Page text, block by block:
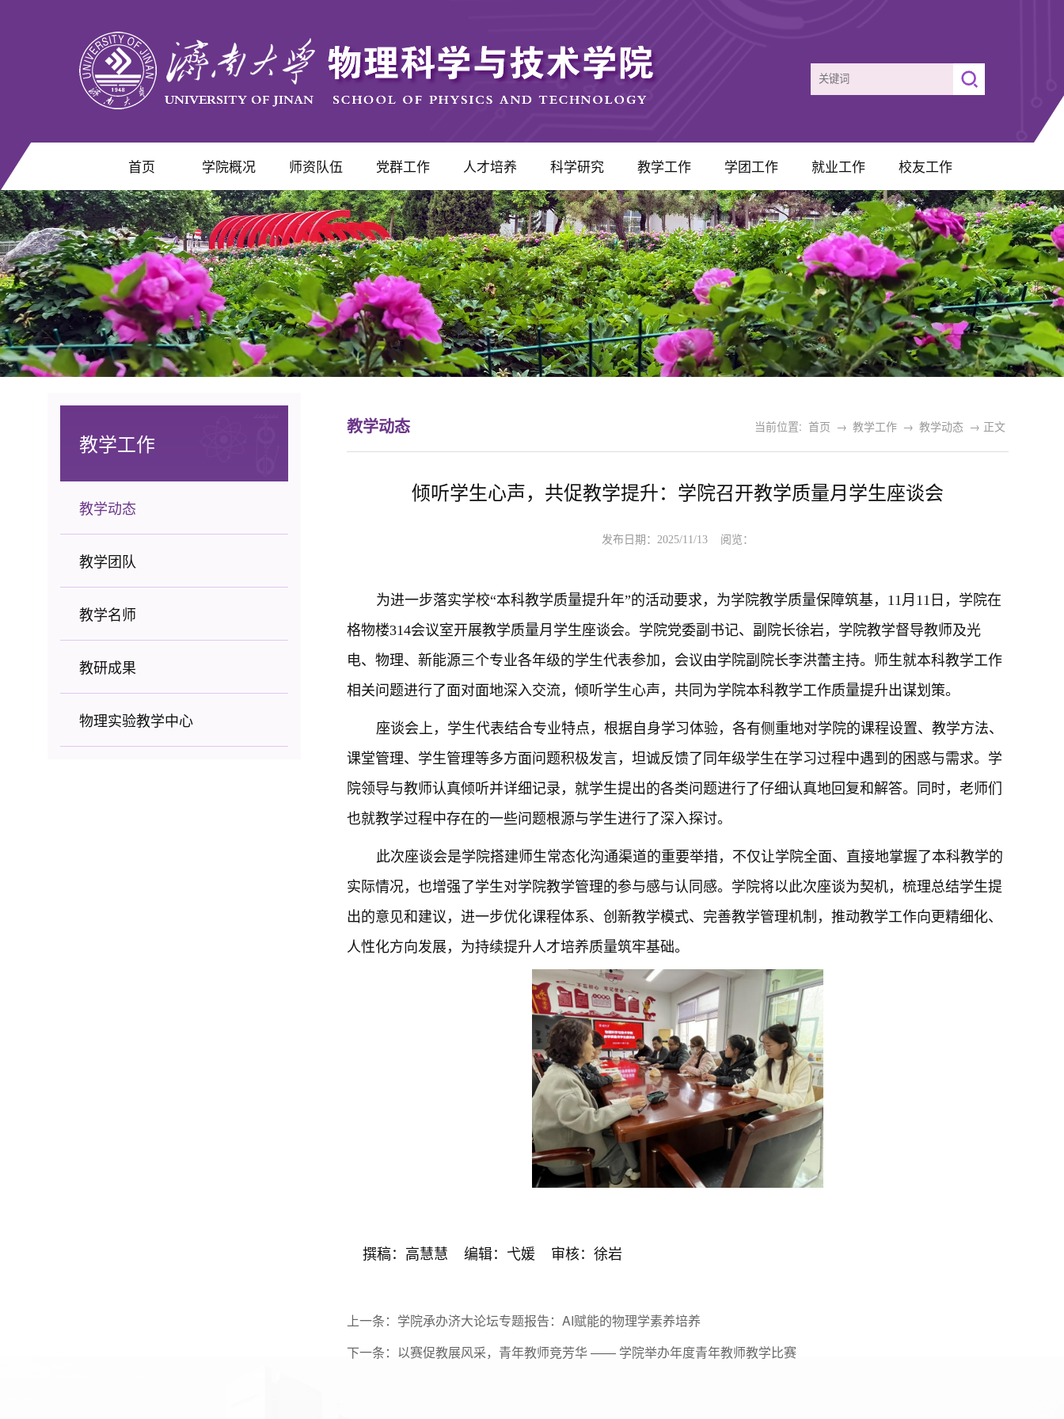
首页 学院概况 师资队伍 党群工作 人才培养 科学研究 教学工作 学团工作 就业工作 校友工作
教学工作
教学动态
教学团队
教学名师
教研成果
物理实验教学中心
教学动态 当前位置: 首页 → 教学工作 → 教学动态 → 正文
倾听学生心声，共促教学提升：学院召开教学质量月学生座谈会
发布日期：2025/11/13 阅览：
为进一步落实学校“本科教学质量提升年”的活动要求，为学院教学质量保障筑基，11月11日，学院在
格物楼314会议室开展教学质量月学生座谈会。 学院党委副书记、副院长徐岩， 学院教学督导教师及光
电、物理、新能源三个专业各年级的学生代表参加 ，会议由学院副院长李洪蕾主持。师生就本科教学工作
相关问题进行了面对面地深入交流，倾听学生心声，共同为学院本科教学工作质量提升出谋划策。
座谈会上，学生代表结合专业特点，根据自身学习体验，各有侧重地对学院的课程设置、教学方法、
课堂管理、学生管理等多方面问题积极发言，坦诚反馈了同年级学生在学习过程中遇到的困惑与需求。学
院领导与教师认真倾听并详细记录，就学生提出的各类问题进行了仔细认真地回复和解答。同时，老师们
也就教学过程中存在的一些问题根源与学生进行了深入探讨。
此次座谈会是学院搭建师生常态化沟通渠道的重要举措，不仅让学院全面、直接地掌握了本科教学的
实际情况，也增强了学生对学院教学管理的参与感与认同感。学院将以此次座谈为契机，梳理总结学生提
出的意见和建议，进一步优化课程体系、创新教学模式、完善教学管理机制，推动教学工作向更精细化、
人性化方向发展，为持续提升人才培养质量筑牢基础。
撰稿：高慧慧 编辑：弋媛 审核：徐岩
上一条： 学院承办济大论坛专题报告：AI赋能的物理学素养培养
下一条： 以赛促教展风采，青年教师竞芳华 —— 学院举办年度青年教师教学比赛